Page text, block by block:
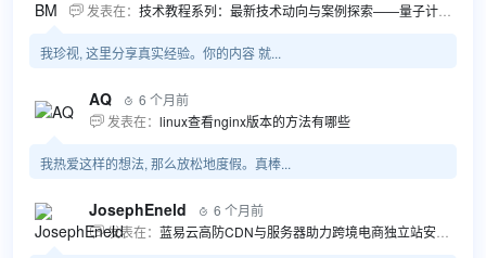
 发表在： 技术教程系列：最新技术动向与案例探索——量子计算商业应用揭秘 该教程将深入探索最新技术动态，重点关注量子计算技术在商业领域的应用，结合具体案例阐述其背景、起因、经过和结果。同时，强调技术文档和运维文档的重要性，揭示它们在新技术发展和行业标准...
我珍视, 这里分享真实经验。你的内容 就...
AQ  6 个月前
 发表在： linux查看nginx版本的方法有哪些
我热爱这样的想法, 那么放松地度假。真棒...
JosephEneld  6 个月前
 发表在： 蓝易云高防CDN与服务器助力跨境电商独立站安全高效发展